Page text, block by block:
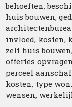
behoeften,
huis bouwen,
invloed, kosten,
zelf huis bouwen,
offertes
perceel
kosten, type
wensen,